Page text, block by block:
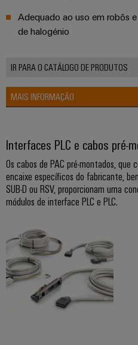
redes
energéticas
modernas
Tratamento
água
e
águas
residuais
Soluções
para
a
indústria
de
água
resíduos
industriais
industrial
Infraestrutura
do
Serviço
de
montagem
de
terminais
montadas
Caixas
modificadas
Adequado ao uso em robôs
de halogénio
IR PARA O CATÁLOGO DE PRODUTOS
MAIS INFORMAÇÃO
Interfaces PLC e cabos pré-
Os cabos de PAC pré-montados,
encaixe específicos do fabricante,
SUB-D ou RSV, proporcionam uma
módulos de interface PLC e PLC.